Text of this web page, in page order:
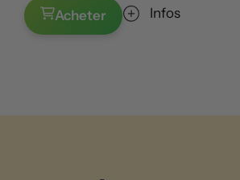
Acheter Infos